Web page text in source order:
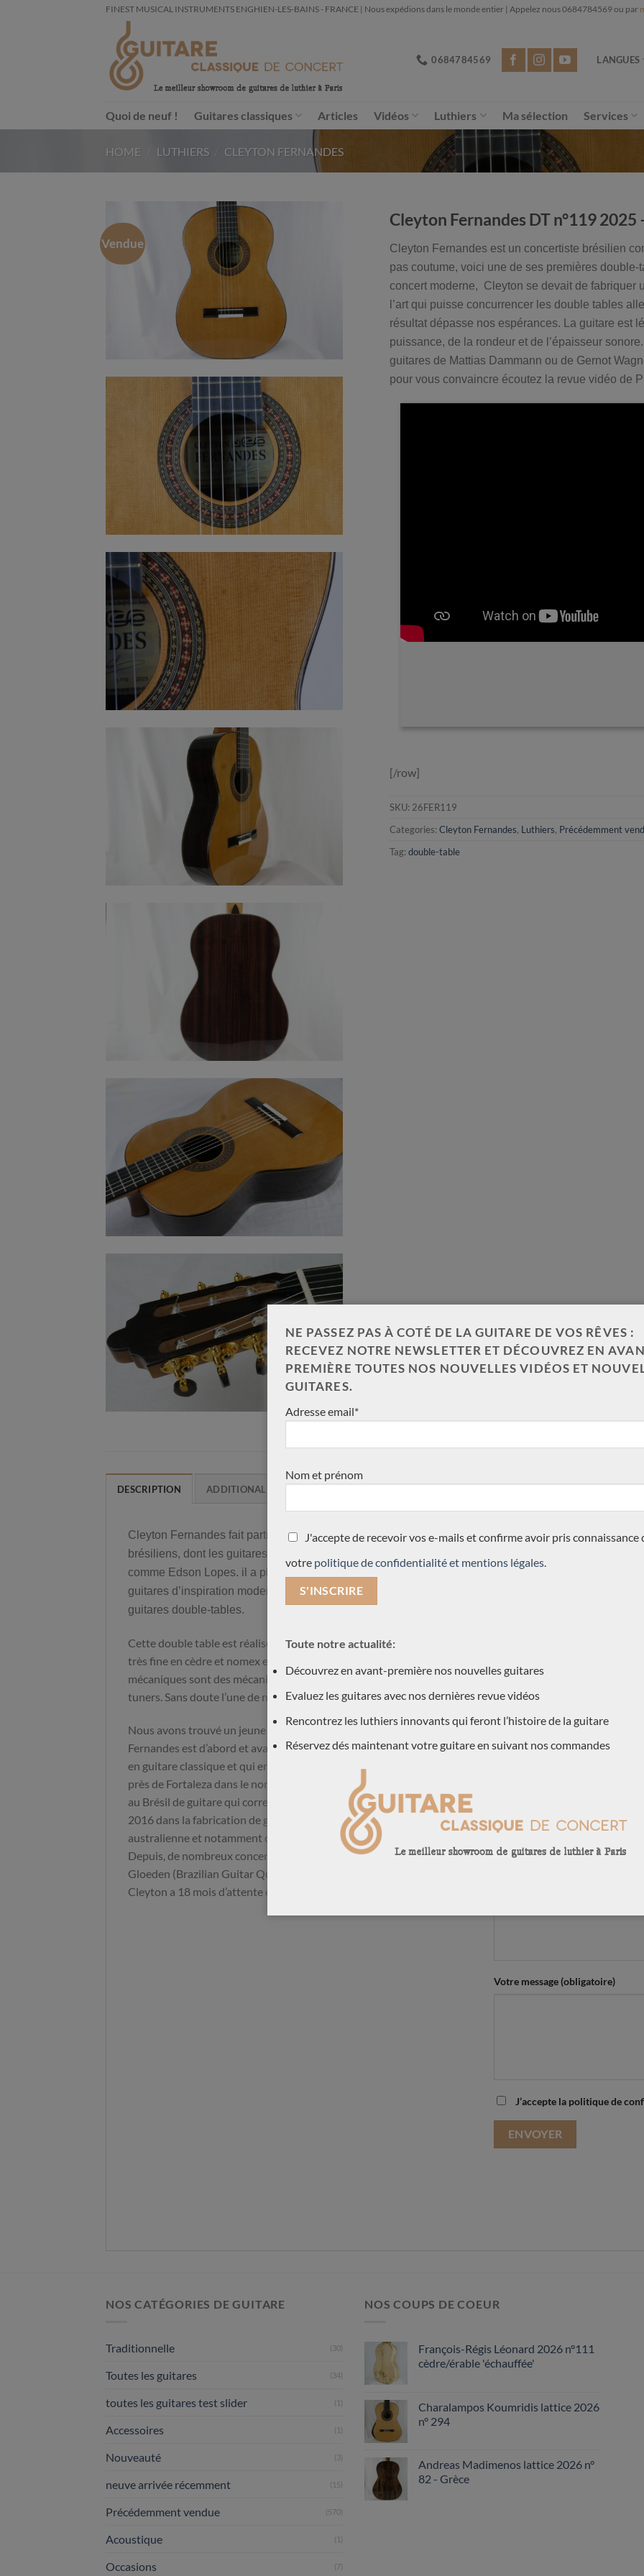
FINEST MUSICAL INSTRUMENTS ENGHIEN-LES-BAINS - FRANCE | Nous expédions dans le monde entier | Appelez nous 0684784569 ou par
0684784569 LANGUES
Quoi de neuf ! Guitares classiques Articles Vidéos Luthiers Ma sélection Services
HOME LUTHIERS CLEYTON FERNANDES
Vendue
Cleyton Fernandes DT n°119 2025
Cleyton Fernandes est un concertiste brésilien
pas coutume, voici une de ses premières
concert moderne, Cleyton se devait de fabriquer
l’art qui puisse concurrencer les double tables
résultat dépasse nos espérances. La guitare est
puissance, de la rondeur et de l’épaisseur
guitares de Mattias Dammann ou de Gernot
pour vous convaincre écoutez la revue vidéo de
[/row]
SKU: 26FER119
Categories: Cleyton Fernandes, Luthiers, Précédemment
Tag: double-table
DESCRIPTION ADDITIONAL INFORMATION
Cleyton Fernandes fait partie de la jeune génération de luthiers
brésiliens, dont les guitares sont jouées par de grands concertistes
comme Edson Lopes. il a plusieurs mois d’attente et fabrique des
guitares d’inspiration moderne avec des guitares lattice soit des
guitares double-tables.
Cette double table est réalisée dans les règles de l’art avec une table
très fine en cèdre et nomex et un corps en palissandre indien. Les
mécaniques sont des mécaniques brésiliennes haut de gamme VS
tuners. Sans doute l’une de nos meilleures DT.
Nous avons trouvé un jeune luthier exceptionnel au Brésil. Cleyton
Fernandes est d’abord et avant tout un concertiste titulaire d’un PhD
en guitare classique et qui enseigne à l’université fédérale brésilienne
près de Fortaleza dans le nord-est du Brésil. Parce qu’il ne trouvait pas
au Brésil de guitare qui corresponde à ses attentes, il s’est lancé en
2016 dans la fabrication de guitares inspirées de la lutherie
australienne et notamment de celle du luthier Zbigniew Gnatek.
Depuis, de nombreux concertistes jouent sur ses guitares (Everton
Gloeden (Brazilian Guitar Quartet), Mario Ulloa et Gustavo Costa) et
Cleyton a 18 mois d’attente et fabrique une dizaine de guitares.
CONTACTEZ NOUS !
Pour plus d’information,
Votre prénom (obligatoire)
Votre adresse postale
Quelle est la guitare qui vous
Votre message (obligatoire)
J’accepte la politique de
NOS CATÉGORIES DE GUITARE
Traditionnelle (30)
Toutes les guitares (34)
toutes les guitares test slider (1)
Accessoires (1)
Nouveauté (3)
neuve arrivée récemment (15)
Précédemment vendue (570)
Acoustique (1)
Occasions (7)
NOS COUPS DE COEUR
François-Régis Léonard 2026 n°111
cèdre/érable 'échauffée'
Charalampos Koumridis lattice 2026
n° 294
Andreas Madimenos lattice 2026 n°
82 - Grèce
NE PASSEZ PAS À COTÉ DE LA GUITARE DE VOS RÊVES :
RECEVEZ NOTRE NEWSLETTER ET DÉCOUVREZ EN
PREMIÈRE TOUTES NOS NOUVELLES VIDÉOS ET
GUITARES.
Adresse email*
Nom et prénom
J'accepte de recevoir vos e-mails et confirme avoir pris connaissance
votre politique de confidentialité et mentions légales.
Toute notre actualité:
Découvrez en avant-première nos nouvelles guitares
Evaluez les guitares avec nos dernières revue vidéos
Rencontrez les luthiers innovants qui feront l’histoire de la guitare
Réservez dés maintenant votre guitare en suivant nos commandes